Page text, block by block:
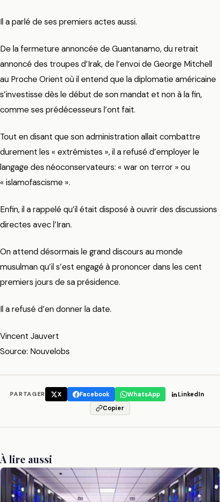
Il a parlé de ses premiers actes aussi.
De la fermeture annoncée de Guantanamo, du retrait
annoncé des troupes d’Irak, de l’envoi de George Mitchell
au Proche Orient où il entend que la diplomatie américaine
s’investisse dès le début de son mandat et non à la fin,
comme ses prédécesseurs l’ont fait.
Tout en disant que son administration allait combattre
durement les « extrémistes », il a refusé d’employer le
langage des néoconservateurs: « war on terror » ou
« islamofascisme ».
Enfin, il a rappelé qu’il était disposé à ouvrir des discussions
directes avec l’Iran.
On attend désormais le grand discours au monde
musulman qu’il s’est engagé à prononcer dans les cent
premiers jours de sa présidence.
Il a refusé d’en donner la date.
Vincent Jauvert
Source: Nouvelobs
PARTAGER X Facebook WhatsApp
LinkedIn
Copier
À lire aussi